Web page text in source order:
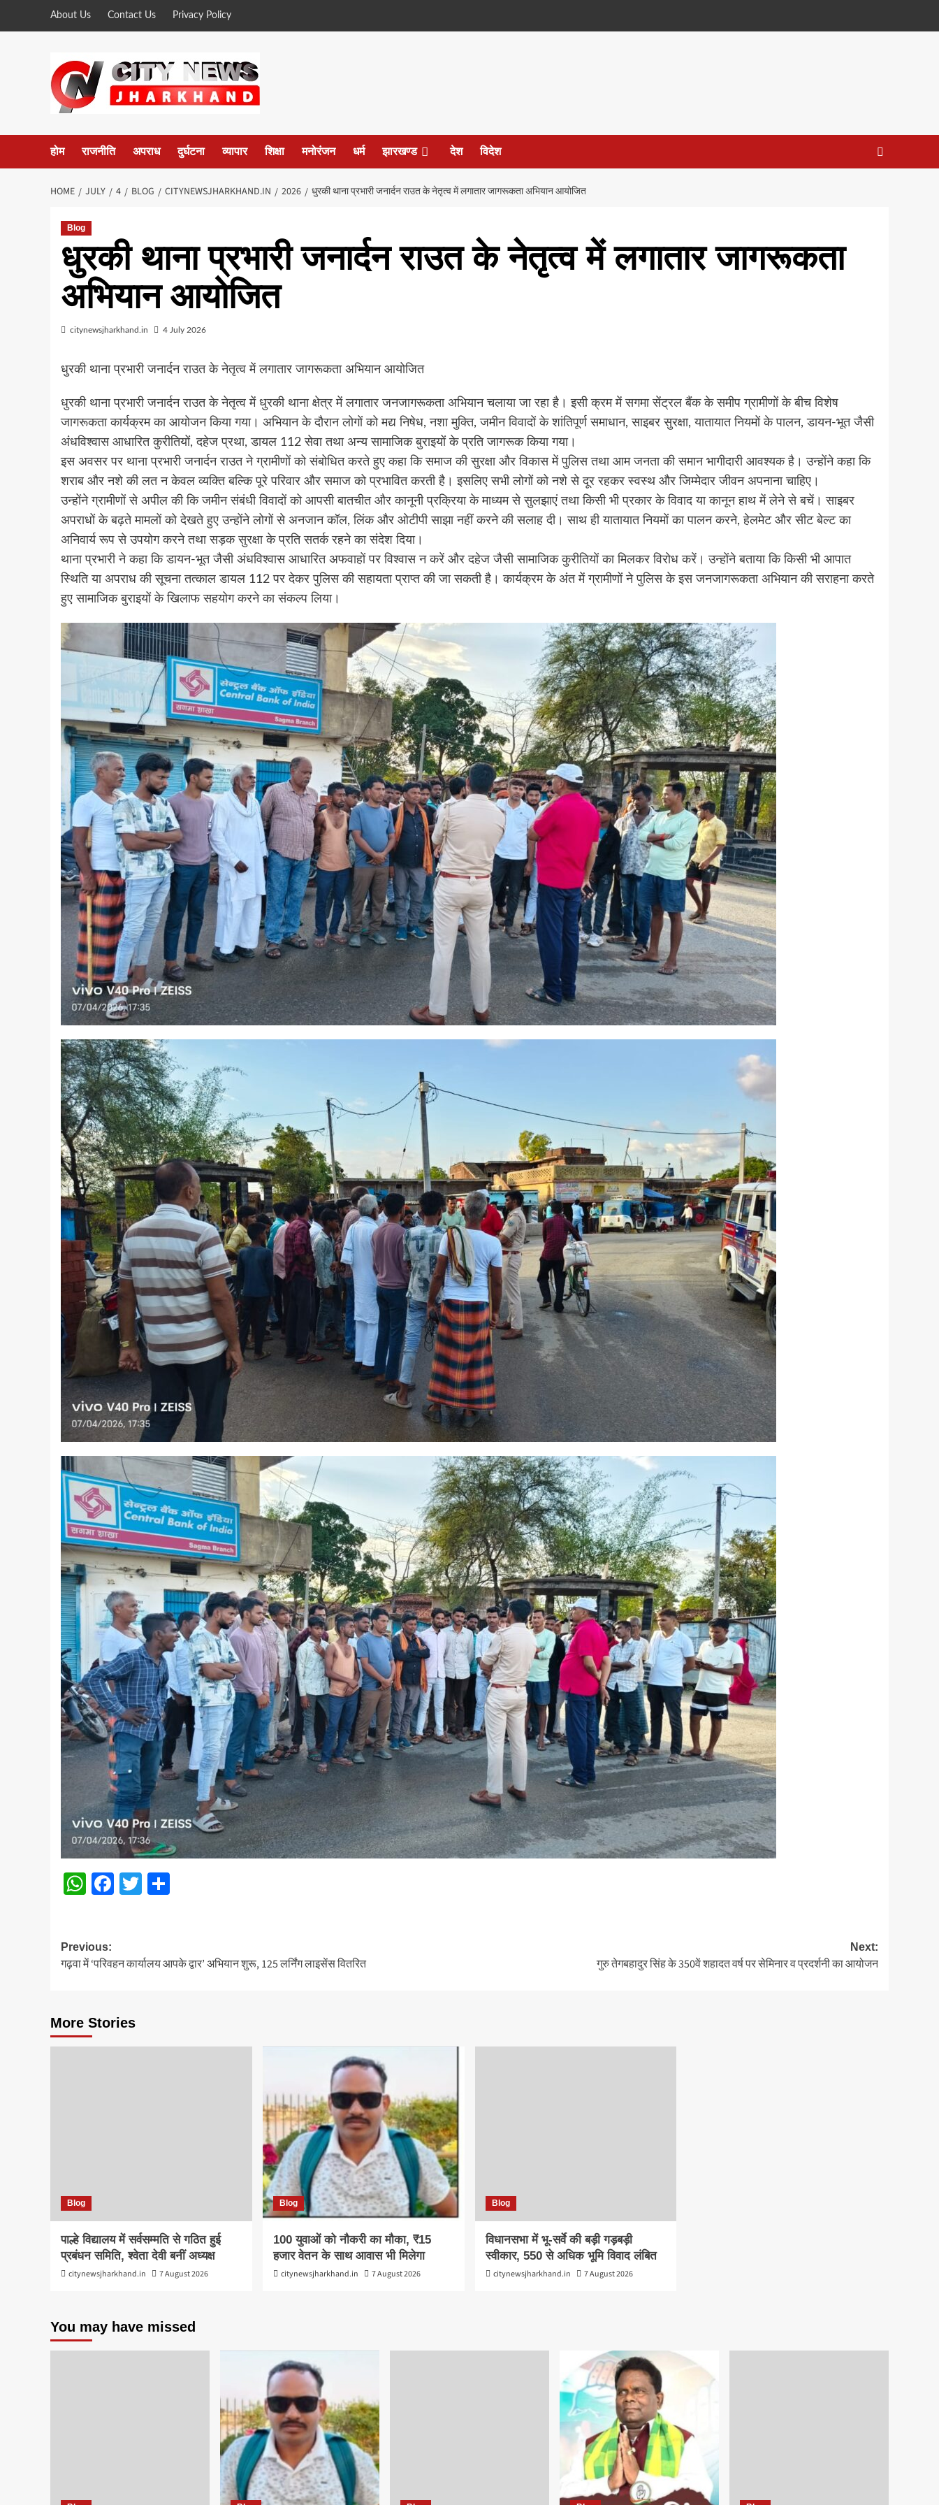
About Us Contact Us Privacy Policy
होम राजनीति अपराध दुर्घटना व्यापार शिक्षा मनोरंजन धर्म झारखण्ड देश विदेश
HOME JULY 4 BLOG CITYNEWSJHARKHAND.IN 2026 धुरकी थाना प्रभारी जनार्दन राउत के नेतृत्व में लगातार जागरूकता अभियान आयोजित
Blog
धुरकी थाना प्रभारी जनार्दन राउत के नेतृत्व में लगातार जागरूकता
अभियान आयोजित
citynewsjharkhand.in 4 July 2026
धुरकी थाना प्रभारी जनार्दन राउत के नेतृत्व में लगातार जागरूकता अभियान आयोजित
धुरकी थाना प्रभारी जनार्दन राउत के नेतृत्व में धुरकी थाना क्षेत्र में लगातार जनजागरूकता अभियान चलाया जा रहा है। इसी क्रम में सगमा सेंट्रल बैंक के समीप ग्रामीणों के बीच विशेष
जागरूकता कार्यक्रम का आयोजन किया गया। अभियान के दौरान लोगों को मद्य निषेध, नशा मुक्ति, जमीन विवादों के शांतिपूर्ण समाधान, साइबर सुरक्षा, यातायात नियमों के पालन, डायन-भूत जैसी
अंधविश्वास आधारित कुरीतियों, दहेज प्रथा, डायल 112 सेवा तथा अन्य सामाजिक बुराइयों के प्रति जागरूक किया गया।
इस अवसर पर थाना प्रभारी जनार्दन राउत ने ग्रामीणों को संबोधित करते हुए कहा कि समाज की सुरक्षा और विकास में पुलिस तथा आम जनता की समान भागीदारी आवश्यक है। उन्होंने कहा कि
शराब और नशे की लत न केवल व्यक्ति बल्कि पूरे परिवार और समाज को प्रभावित करती है। इसलिए सभी लोगों को नशे से दूर रहकर स्वस्थ और जिम्मेदार जीवन अपनाना चाहिए।
उन्होंने ग्रामीणों से अपील की कि जमीन संबंधी विवादों को आपसी बातचीत और कानूनी प्रक्रिया के माध्यम से सुलझाएं तथा किसी भी प्रकार के विवाद या कानून हाथ में लेने से बचें। साइबर
अपराधों के बढ़ते मामलों को देखते हुए उन्होंने लोगों से अनजान कॉल, लिंक और ओटीपी साझा नहीं करने की सलाह दी। साथ ही यातायात नियमों का पालन करने, हेलमेट और सीट बेल्ट का
अनिवार्य रूप से उपयोग करने तथा सड़क सुरक्षा के प्रति सतर्क रहने का संदेश दिया।
थाना प्रभारी ने कहा कि डायन-भूत जैसी अंधविश्वास आधारित अफवाहों पर विश्वास न करें और दहेज जैसी सामाजिक कुरीतियों का मिलकर विरोध करें। उन्होंने बताया कि किसी भी आपात
स्थिति या अपराध की सूचना तत्काल डायल 112 पर देकर पुलिस की सहायता प्राप्त की जा सकती है। कार्यक्रम के अंत में ग्रामीणों ने पुलिस के इस जनजागरूकता अभियान की सराहना करते
हुए सामाजिक बुराइयों के खिलाफ सहयोग करने का संकल्प लिया।
WhatsApp
Facebook
Twitter
Post
navigation
Previous:
गढ़वा में ‘परिवहन कार्यालय आपके द्वार’ अभियान शुरू, 125 लर्निंग लाइसेंस वितरित
Next:
गुरु तेगबहादुर सिंह के 350वें शहादत वर्ष पर सेमिनार व प्रदर्शनी का आयोजन
More Stories
Blog
पाल्हे विद्यालय में सर्वसम्मति से गठित हुई
प्रबंधन समिति, श्वेता देवी बनीं अध्यक्ष
citynewsjharkhand.in 7 August 2026
Blog
100 युवाओं को नौकरी का मौका, ₹15
हजार वेतन के साथ आवास भी मिलेगा
citynewsjharkhand.in 7 August 2026
Blog
विधानसभा में भू-सर्वे की बड़ी गड़बड़ी
स्वीकार, 550 से अधिक भूमि विवाद लंबित
citynewsjharkhand.in 7 August 2026
You may have missed